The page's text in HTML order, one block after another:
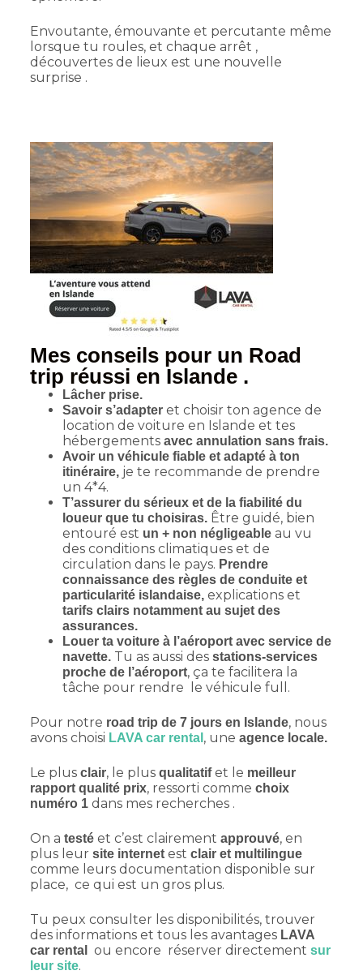
Envoutante, émouvante et percutante même
lorsque tu roules, et chaque arrêt ,
découvertes de lieux est une nouvelle
surprise .
Mes conseils pour un Road
trip réussi en Islande .
Lâcher prise.
Savoir s’adapteret choisir ton agence de
location de voiture en Islande et tes
hébergementsavec annulation sans frais.
Avoir un véhicule fiable et adapté à ton
itinéraire,je te recommande de prendre
un 4*4.
T’assurer du sérieux et de la fiabilité du
loueur que tu choisiras. Être guidé, bien
entouré est un + non négligeableau vu
des conditions climatiques et de
circulation dans le pays. Prendre
connaissance des règles de conduite et
particularité islandaise,explications et
tarifs clairs notamment au sujet des
assurances.
Louer ta voiture à l’aéroport avec service de
navette.Tu as aussi des stations-services
proche de l’aéroport, ça te facilitera la
tâche pour rendre le véhicule full.
Pour notre road trip de 7 jours en Islande, nous
avons choisi LAVA car rental , une agence locale.
Le plus clair, le plus qualitatifet le meilleur
rapport qualité prix, ressorti comme choix
numéro 1dans mes recherches .
On a testéet c’est clairement approuvé, en
plus leur site internetest clair et multilingue
comme leurs documentation disponible sur
place, ce qui est un gros plus.
Tu peux consulter les disponibilités, trouver
des informations et tous les avantages LAVA
car rental
ou encore réserver directement sur
leur site.